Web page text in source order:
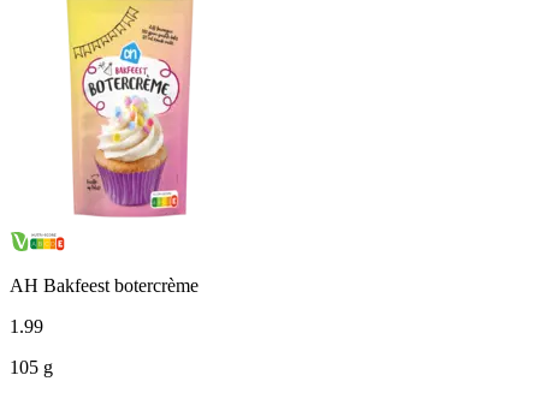
AH Bakfeest botercrème
1 .99
105 g